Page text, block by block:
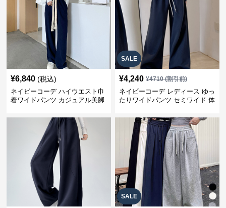
¥6,840 (税込)
ネイビーコーデ ハイウエスト巾
着ワイドパンツ カジュアル美脚
SALE
¥4,240 ¥4710(割引前)
ネイビーコーデ レディース ゆっ
たりワイドパンツ セミワイド 体
SALE